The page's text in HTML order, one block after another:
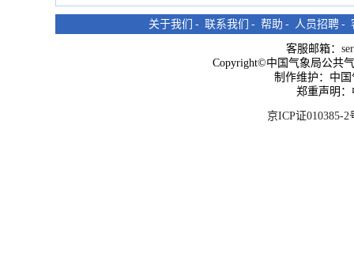
关于我们 - 联系我们 - 帮助 - 人员招聘 -
客服邮箱：
Copyright©中国气象局公共
制作维护：中
郑重声明
京ICP证010385-2